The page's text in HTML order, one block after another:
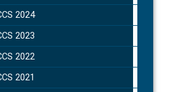
2024
2023
2022
2021